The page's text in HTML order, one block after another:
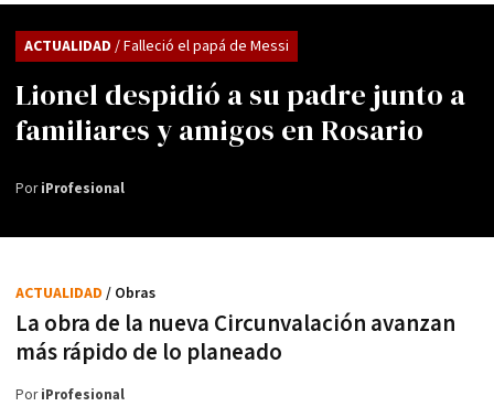
Lionel despidió a su padre junto a
familiares y amigos en Rosario
ACTUALIDAD / Falleció el papá de Messi
PoriProfesional
La obra de la nueva Circunvalación avanzan
más rápido de lo planeado
ACTUALIDAD / Obras
PoriProfesional